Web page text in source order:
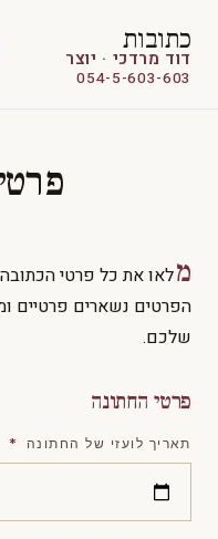
כתובות
דוד מרדכי · יוצר
054-5-603-603
מלאו את כל פרטי
הפרטים נשארים פרטיים
שלכם.
פרטי החתונה
תאריך לועזי של החתונה *